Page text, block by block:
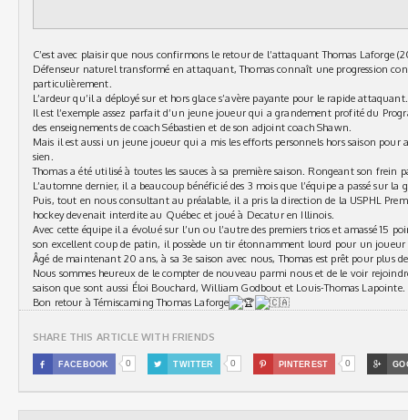
C’est avec plaisir que nous confirmons le retour de l’attaquant Thomas Laforge
Défenseur naturel transformé en attaquant, Thomas connaît une progression
particulièrement.
L’ardeur qu’il a déployé sur et hors glace s’avère payante pour le rapide attaquant.
Il est l’exemple assez parfait d’un jeune joueur qui a grandement profité du
des enseignements de coach Sébastien et de son adjoint coach Shawn.
Mais il est aussi un jeune joueur qui a mis les efforts personnels hors saison pour
sien.
Thomas a été utilisé à toutes les sauces à sa première saison. Rongeant son frein
L’automne dernier, il a beaucoup bénéficié des 3 mois que l’équipe a passé sur la
Puis, tout en nous consultant au préalable, il a pris la direction de la USPHL
hockey devenait interdite au Québec et joué à Decatur en Illinois.
Avec cette équipe il a évolué sur l’un ou l’autre des premiers trios et amassé 15
son excellent coup de patin, il possède un tir étonnamment lourd pour un joueur
Âgé de maintenant 20 ans, à sa 3e saison avec nous, Thomas est prêt pour plus
Nous sommes heureux de le compter de nouveau parmi nous et de le voir
saison que sont aussi Éloi Bouchard, William Godbout et Louis-Thomas Lapointe.
Bon retour à TémiscamingThomas Laforge
SHARE THIS ARTICLE WITH FRIENDS
 FACEBOOK 0  TWITTER 0  PINTEREST 0 